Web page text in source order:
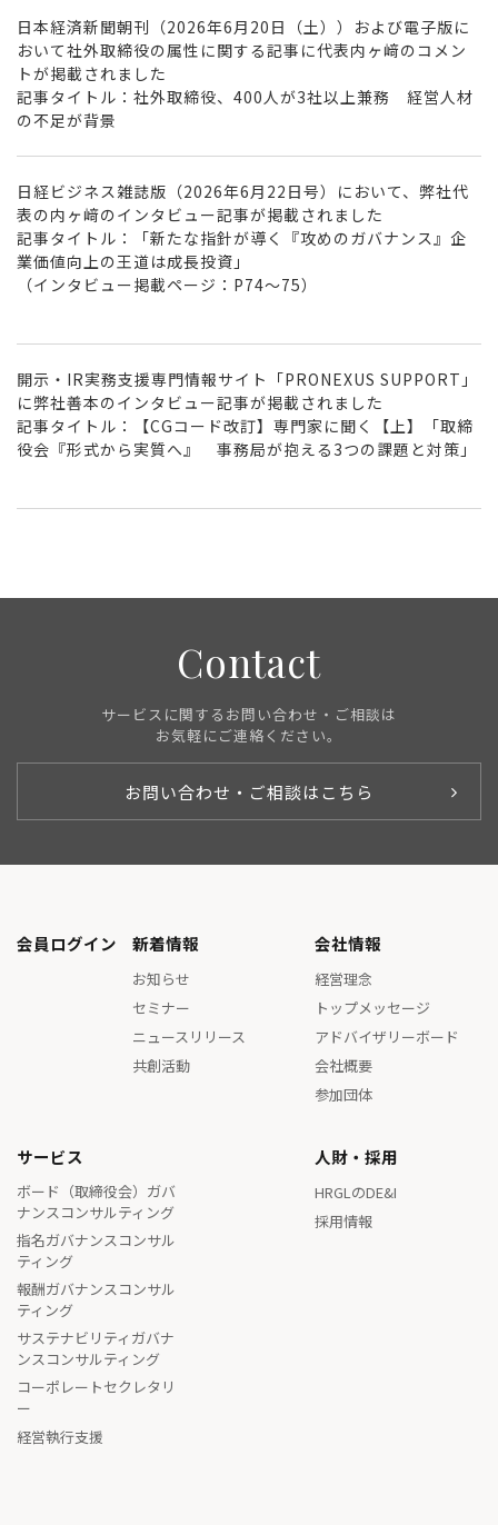
日本経済新聞朝刊（2026年6月20日（土））および電子版に
おいて社外取締役の属性に関する記事に代表内ヶ﨑のコメン
トが掲載されました
記事タイトル：社外取締役、400⼈が3社以上兼務 経営⼈材
の不⾜が背景
日経ビジネス雑誌版（2026年6月22日号）において、弊社代
表の内ヶ﨑のインタビュー記事が掲載されました
記事タイトル：「新たな指針が導く『攻めのガバナンス』企
業価値向上の王道は成長投資」
（インタビュー掲載ページ：P74～75）
開示・IR実務支援専門情報サイト「PRONEXUS SUPPORT」
に弊社善本のインタビュー記事が掲載されました
記事タイトル：【CGコード改訂】専門家に聞く【上】「取締
役会『形式から実質へ』 事務局が抱える3つの課題と対策」
Contact
サービスに関するお問い合わせ・ご相談は
お気軽にご連絡ください。
お問い合わせ・ご相談はこちら
新着情報
お知らせ
セミナー
ニュースリリース
共創活動
会社情報
経営理念
トップメッセージ
アドバイザリーボード
会社概要
参加団体
サービス
ボード（取締役会）ガバ
ナンスコンサルティング
指名ガバナンスコンサル
ティング
報酬ガバナンスコンサル
ティング
サステナビリティガバナ
ンスコンサルティング
コーポレートセクレタリ
ー
経営執行支援
人財・採用
HRGLのDE&I
採用情報
会員ログイン